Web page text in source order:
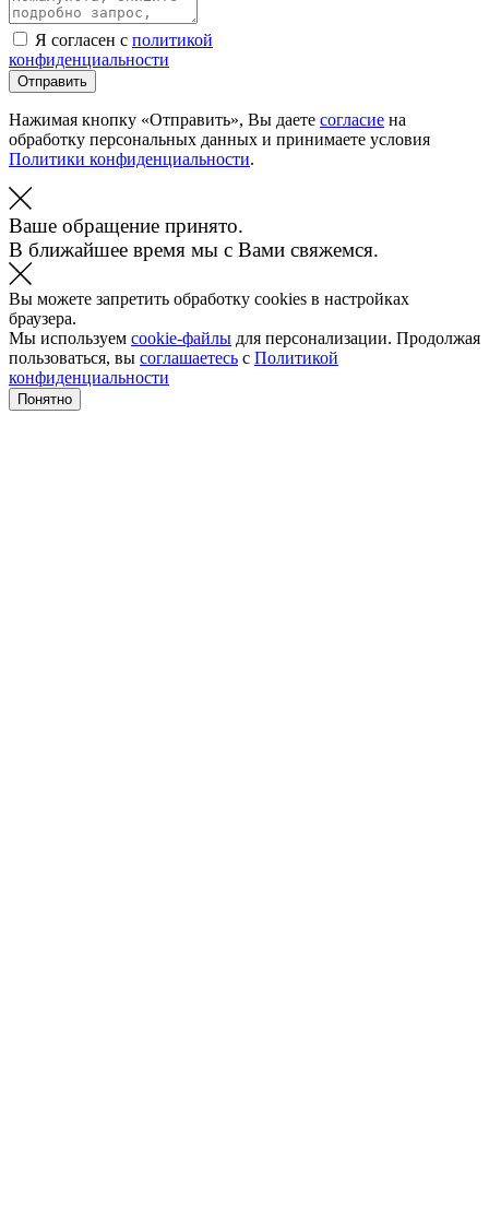
Я согласен с политикой
конфиденциальности
Отправить
Нажимая кнопку «Отправить», Вы даете согласие на
обработку персональных данных и принимаете условия
Политики конфиденциальности.
Ваше обращение принято.
В ближайшее время мы с Вами свяжемся.
Вы можете запретить обработку cookies в настройках
браузера.
Мы используем cookie-файлы для персонализации. Продолжая
пользоваться, вы соглашаетесь с Политикой
конфиденциальности
Понятно